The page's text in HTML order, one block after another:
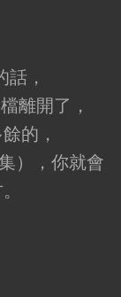
，
離開了，
的，
），你就會